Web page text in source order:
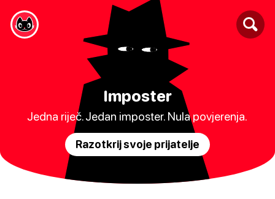
Imposter
Jedna riječ. Jedan imposter. Nula povjerenja.
Razotkrij svoje prijatelje